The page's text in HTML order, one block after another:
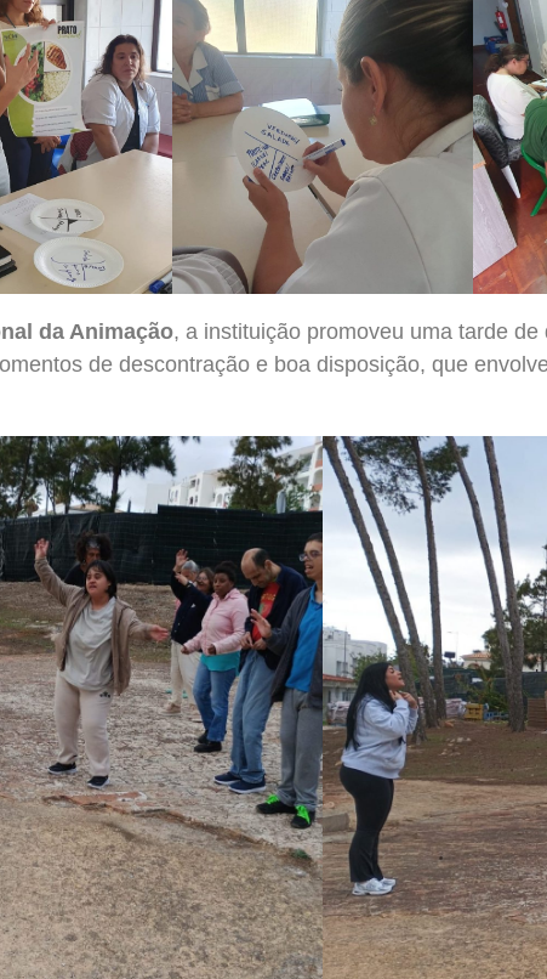
da Animação, a instituição promoveu uma tarde de
de descontração e boa disposição, que